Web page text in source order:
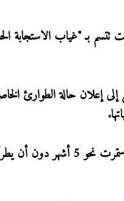
تتسم بـ "غياب الاستجابة
إعلان حالة الطوارئ
وعن كواليس رحلتها العلاجية، أوضح الغيث أن حياة الفهد خاضت معركة مريرة مع المرض